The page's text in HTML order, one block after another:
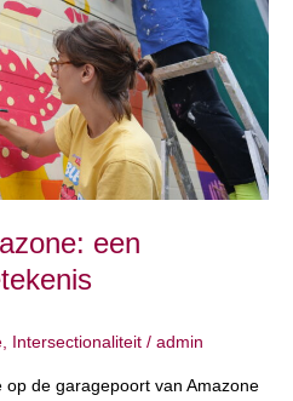
een
Intersectionaliteit / admin
de garagepoort van Amazone